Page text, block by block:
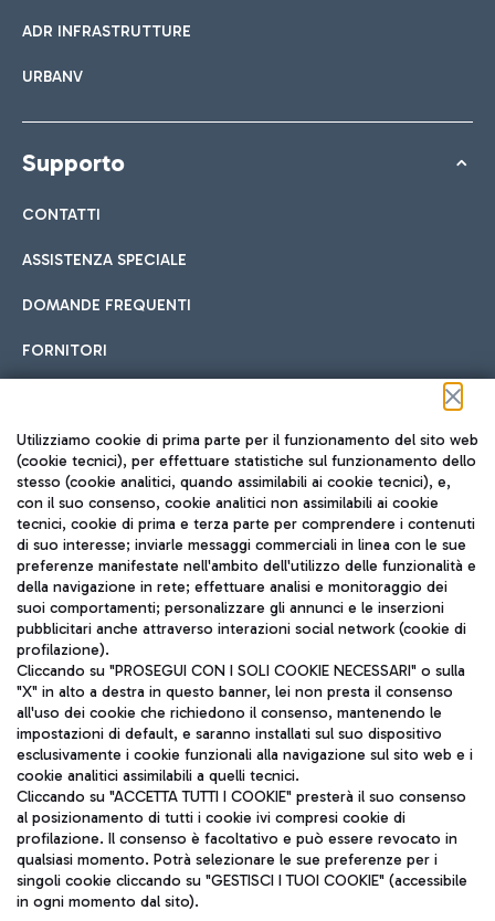
ADR INFRASTRUTTURE
URBANV
Supporto
CONTATTI
ASSISTENZA SPECIALE
DOMANDE FREQUENTI
FORNITORI
Seguici sui social
TRAVEL JOURNAL
ITA
Aeroporti di Roma S.p.A. - Società soggetta a direzione e
coordinamento di Mundys S.p.A.
Codice fiscale e Registro delle Imprese di Roma 13032990155 P.
IVA 06572251004
Capitale sociale 62.224.743,00 int. vers.
Sede legale: Via Pier Paolo Racchetti 1 - 00054 Fiumicino (RM)
telefono +39 06 65951
Utilizziamo cookie di prima parte per il funzionamento del sito web
(cookie tecnici), per effettuare statistiche sul funzionamento dello
stesso (cookie analitici, quando assimilabili ai cookie tecnici), e,
con il suo consenso, cookie analitici non assimilabili ai cookie
tecnici, cookie di prima e terza parte per comprendere i contenuti
di suo interesse; inviarle messaggi commerciali in linea con le sue
preferenze manifestate nell'ambito dell'utilizzo delle funzionalità e
della navigazione in rete; effettuare analisi e monitoraggio dei
suoi comportamenti; personalizzare gli annunci e le inserzioni
pubblicitari anche attraverso interazioni social network (cookie di
profilazione).
Cliccando su "PROSEGUI CON I SOLI COOKIE NECESSARI" o sulla
"X" in alto a destra in questo banner, lei non presta il consenso
all'uso dei cookie che richiedono il consenso, mantenendo le
impostazioni di default, e saranno installati sul suo dispositivo
esclusivamente i cookie funzionali alla navigazione sul sito web e i
cookie analitici assimilabili a quelli tecnici.
Cliccando su "ACCETTA TUTTI I COOKIE" presterà il suo consenso
al posizionamento di tutti i cookie ivi compresi cookie di
profilazione. Il consenso è facoltativo e può essere revocato in
qualsiasi momento. Potrà selezionare le sue preferenze per i
singoli cookie cliccando su "GESTISCI I TUOI COOKIE" (accessibile
in ogni momento dal sito).